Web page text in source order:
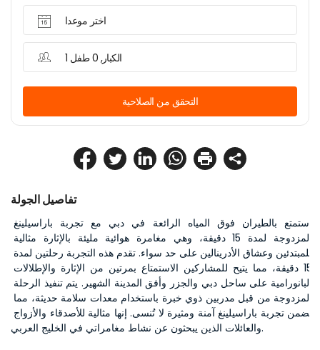
تفاصيل الجولة
والعائلات الذين يبحثون عن نشاط مغامراتي في الخليج العربي.
اختر موعدا
1 الكبار, 0 طفل
التحقق من الصلاحية